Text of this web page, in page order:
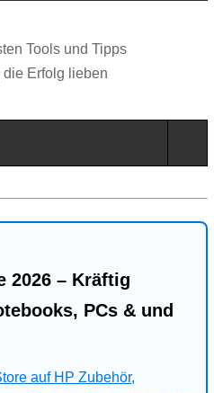
Tools und Tipps
die Erfolg lieben
2026 – Kräftig
PCs & und
auf HP Zubehör,